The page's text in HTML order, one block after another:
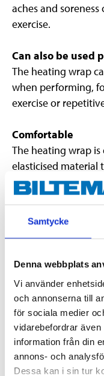
Samtycke
Denna webbplats
Vi använder
och annonserna till
för sociala medier
vidarebefordrar
information från din
annons- och
Dessa kan i sin tur
aches and
exercise.
Can also be used
The heating wrap
when performing,
exercise or
Comfortable
The heating wrap
elasticised material
both compresses
The elbow support
cleaned or chlorine
Technical
Size
Diameter